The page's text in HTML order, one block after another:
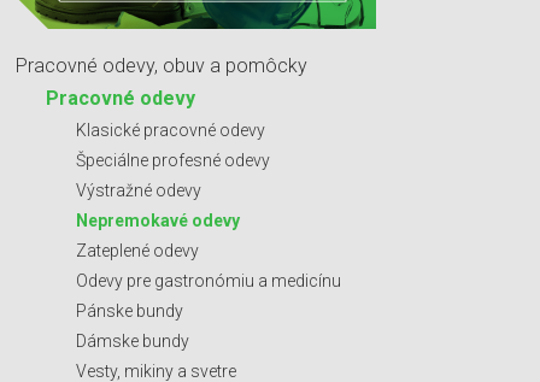
Pracovné odevy, obuv a pomôcky
Pracovné odevy
Klasické pracovné odevy
Špeciálne profesné odevy
Výstražné odevy
Nepremokavé odevy
Zateplené odevy
Odevy pre gastronómiu a medicínu
Pánske bundy
Dámske bundy
Vesty, mikiny a svetre